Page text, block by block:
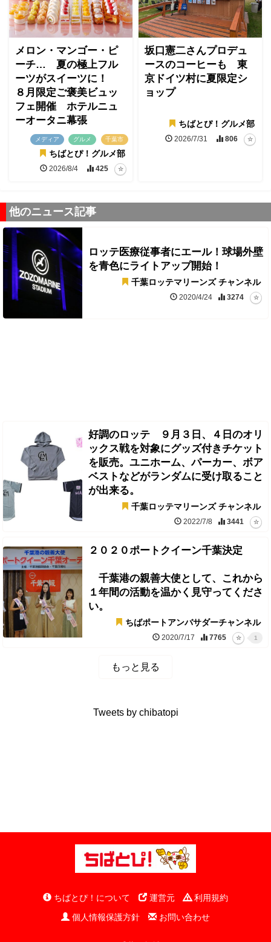
メロン・マンゴー・ピ
ーチ… 夏の極上フル
ーツがスイーツに！
８月限定ご褒美ビュッ
フェ開催 ホテルニュ
ーオータニ幕張
メディア グルメ 千葉市
ちばとぴ！グルメ部
2026/8/4 425
坂口憲二さんプロデュ
ースのコーヒーも 東
京ドイツ村に夏限定シ
ョップ
ちばとぴ！グルメ部
2026/7/31 806
他のニュース記事
ロッテ医療従事者にエール！球場外壁
を青色にライトアップ開始！
千葉ロッテマリーンズ チャンネル
2020/4/24 3274
好調のロッテ ９月３日、４日のオリ
ックス戦を対象にグッズ付きチケット
を販売。ユニホーム、パーカー、ボア
ベストなどがランダムに受け取ること
が出来る。
千葉ロッテマリーンズ チャンネル
2022/7/8 3441
２０２０ポートクイーン千葉決定
千葉港の親善大使として、これから
１年間の活動を温かく見守ってくださ
い。
ちばポートアンバサダーチャンネル
2020/7/17 7765 1
もっと見る
Tweets by chibatopi
ちばとぴ！について 運営元
利用規約
個人情報保護方針
お問い合わせ